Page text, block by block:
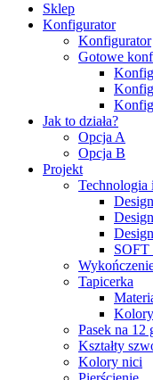
Sklep
Konfigurator
Konfigurator
Gotowe
Jak to działa?
Opcja A
Opcja B
Projekt
Technologia
SOFT
Tapicerka
Kolory
Pasek na 12
Kształty
Kolory nici